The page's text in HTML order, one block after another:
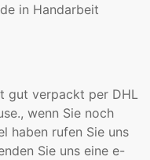
in Handarbeit
gut verpackt per DHL
wenn Sie noch
haben rufen Sie uns
Sie uns eine e-